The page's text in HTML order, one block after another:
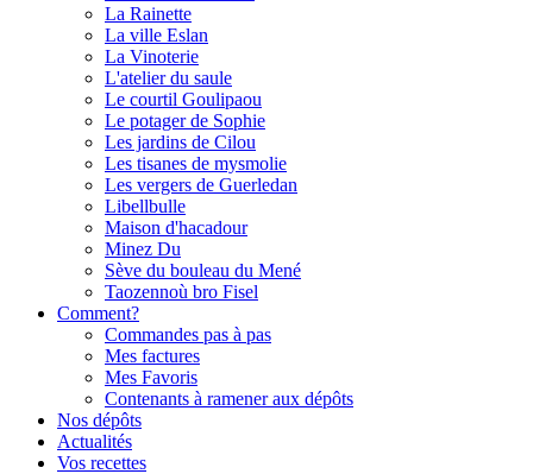
La Rainette
La ville Eslan
La Vinoterie
L'atelier du saule
Le courtil Goulipaou
Le potager de Sophie
Les jardins de Cilou
Les tisanes de mysmolie
Les vergers de Guerledan
Libellbulle
Maison d'hacadour
Minez Du
Sève du bouleau du Mené
Taozennoù bro Fisel
Comment?
Commandes pas à pas
Mes factures
Mes Favoris
Contenants à ramener aux dépôts
Nos dépôts
Actualités
Vos recettes